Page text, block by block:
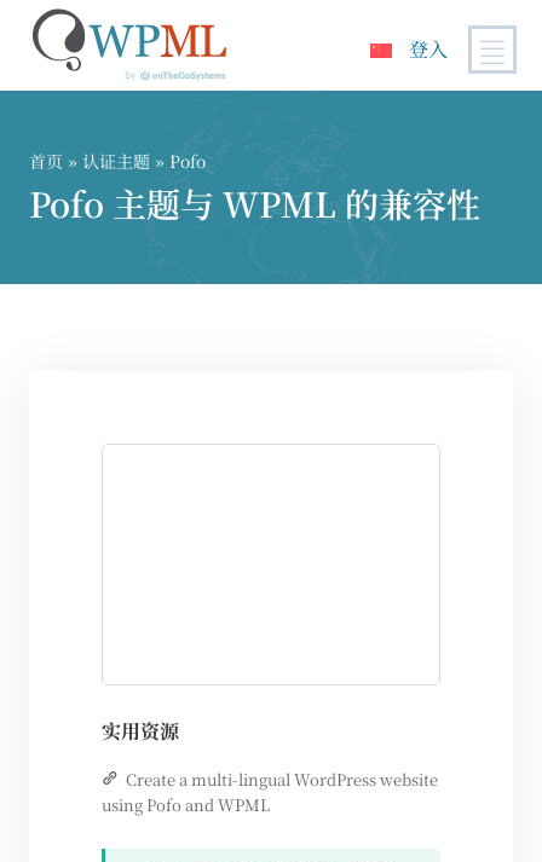
登入
首页 » 认证主题 » Pofo
Pofo 主题与 WPML 的兼容性
实用资源
Create a multi-lingual WordPress website
using Pofo and WPML